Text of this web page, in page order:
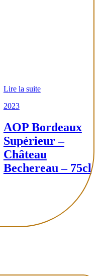
Lire la suite
2023
AOP Bordeaux
Supérieur –
Château
Bechereau – 75cl